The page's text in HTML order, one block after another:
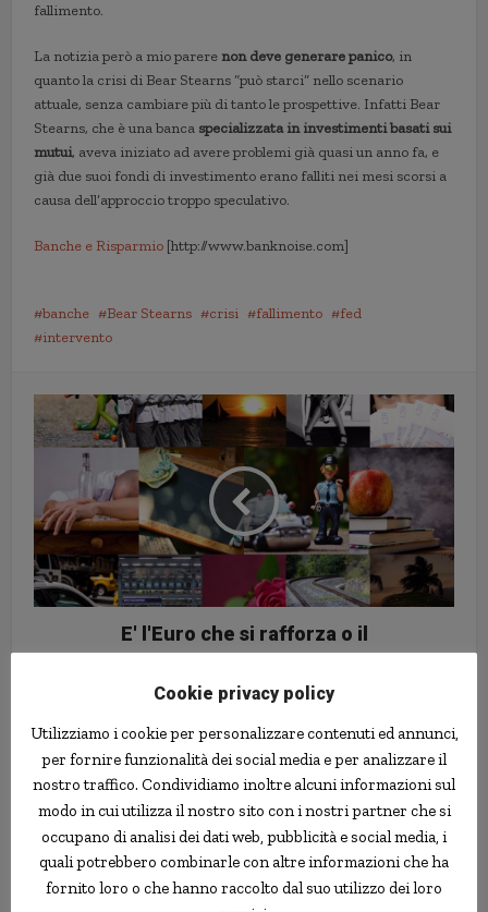
fallimento.
La notizia però a mio parere non deve generare panico, in
quanto la crisi di Bear Stearns “può starci” nello scenario
attuale, senza cambiare più di tanto le prospettive. Infatti Bear
Stearns, che è una banca specializzata in investimenti basati sui
mutui, aveva iniziato ad avere problemi già quasi un anno fa, e
già due suoi fondi di investimento erano falliti nei mesi scorsi a
causa dell’approccio troppo speculativo.
Banche e Risparmio [http://www.banknoise.com]
banche Bear Stearns crisi fallimento
fed
intervento
E' l'Euro che si rafforza o il
confronto con le altre monete
Cookie privacy policy
Utilizziamo i cookie per personalizzare contenuti ed annunci,
per fornire funzionalità dei social media e per analizzare il
nostro traffico. Condividiamo inoltre alcuni informazioni sul
modo in cui utilizza il nostro sito con i nostri partner che si
occupano di analisi dei dati web, pubblicità e social media, i
quali potrebbero combinarle con altre informazioni che ha
fornito loro o che hanno raccolto dal suo utilizzo dei loro